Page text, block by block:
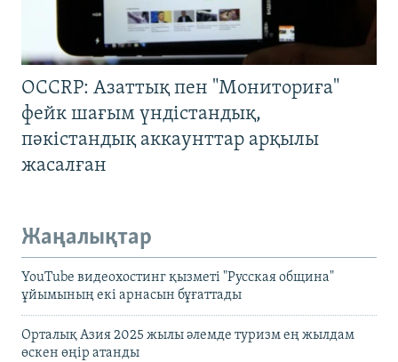
OCCRP: Азаттық пен "Мониториға"
фейк шағым үндістандық,
пәкістандық аккаунттар арқылы
жасалған
Жаңалықтар
YouTube видеохостинг қызметі "Русская община"
ұйымының екі арнасын бұғаттады
Орталық Азия 2025 жылы әлемде туризм ең жылдам
өскен өңір атанды